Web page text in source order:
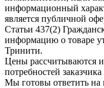
информационный
является публичной
Статьи 437(2)
информацию о товаре
Тринити.
Цены рассчитываются
потребностей заказчика
Мы готовы ответить